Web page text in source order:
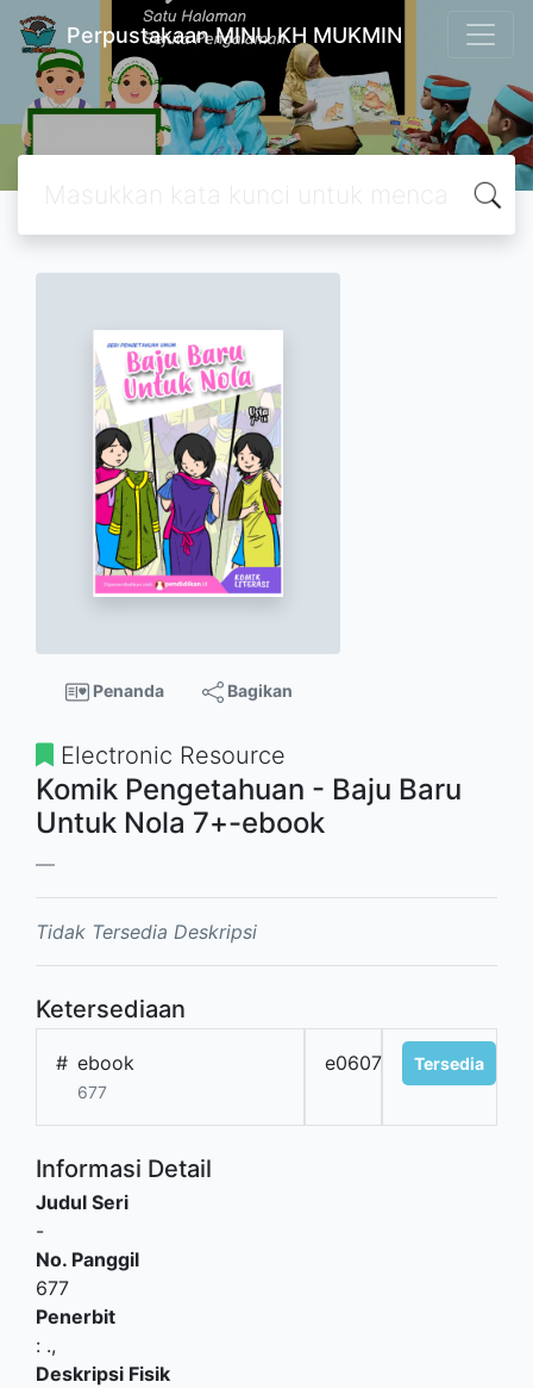
Perpustakaan MINU KH MUKMIN
Penanda Bagikan
Electronic Resource
Komik Pengetahuan - Baju Baru
Untuk Nola 7+-ebook
Tidak Tersedia Deskripsi
Ketersediaan
# ebook
677
e0607 Tersedia
Informasi Detail
Judul Seri
-
No. Panggil
677
Penerbit
: .,
Deskripsi Fisik